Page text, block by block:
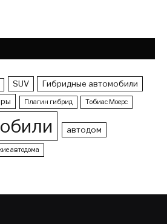
SUV Гибридные автомобили
Плагин гибрид Тобиас Моерс
автодом
автодома